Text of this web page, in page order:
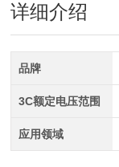
详细介绍
品牌
3C额定电压范围
应用领域